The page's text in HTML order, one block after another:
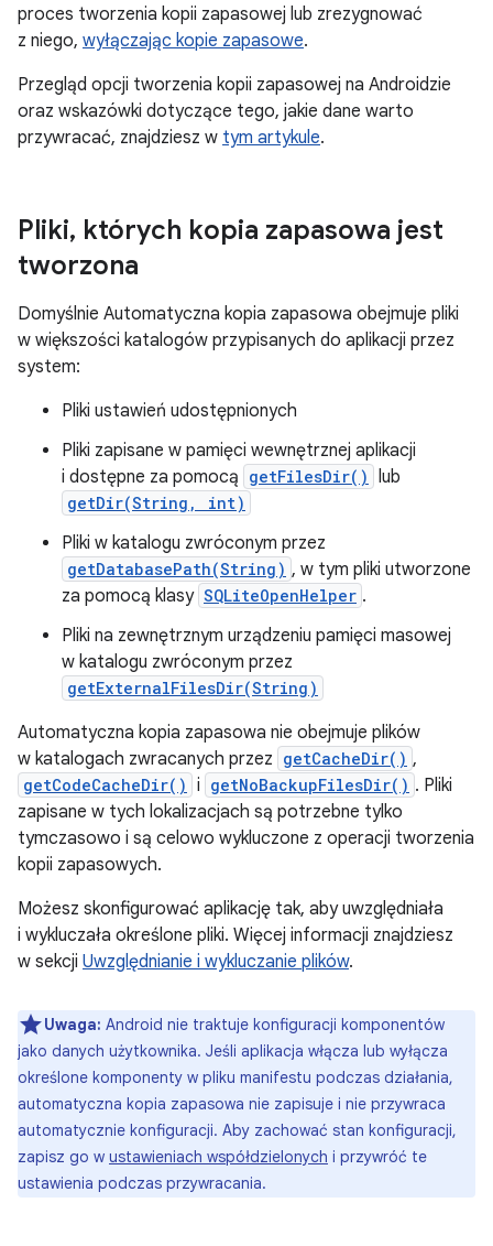
proces tworzenia kopii zapasowej lub zrezygnować
z niego, wyłączając kopie zapasowe.
Przegląd opcji tworzenia kopii zapasowej na Androidzie
oraz wskazówki dotyczące tego, jakie dane warto
przywracać, znajdziesz w tym artykule.
Pliki, których kopia zapasowa jest
tworzona
Domyślnie Automatyczna kopia zapasowa obejmuje pliki
w większości katalogów przypisanych do aplikacji przez
system:
Pliki ustawień udostępnionych
Pliki zapisane w pamięci wewnętrznej aplikacji
i dostępne za pomocą getFilesDir() lub
getDir(String, int)
Pliki w katalogu zwróconym przez
getDatabasePath(String) , w tym pliki utworzone
za pomocą klasy SQLiteOpenHelper .
Pliki na zewnętrznym urządzeniu pamięci masowej
w katalogu zwróconym przez
getExternalFilesDir(String)
Automatyczna kopia zapasowa nie obejmuje plików
w katalogach zwracanych przez getCacheDir() ,
getCodeCacheDir() i getNoBackupFilesDir() . Pliki
zapisane w tych lokalizacjach są potrzebne tylko
tymczasowo i są celowo wykluczone z operacji tworzenia
kopii zapasowych.
Możesz skonfigurować aplikację tak, aby uwzględniała
i wykluczała określone pliki. Więcej informacji znajdziesz
w sekcji Uwzględnianie i wykluczanie plików.
Uwaga: Android nie traktuje konfiguracji komponentów
jako danych użytkownika. Jeśli aplikacja włącza lub wyłącza
określone komponenty w pliku manifestu podczas działania,
automatyczna kopia zapasowa nie zapisuje i nie przywraca
automatycznie konfiguracji. Aby zachować stan konfiguracji,
zapisz go w ustawieniach współdzielonych i przywróć te
ustawienia podczas przywracania.